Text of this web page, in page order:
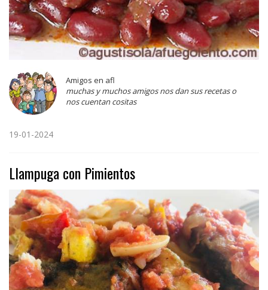
Amigos en afl
muchas y muchos amigos nos dan sus recetas o
nos cuentan cositas
19-01-2024
Llampuga con Pimientos